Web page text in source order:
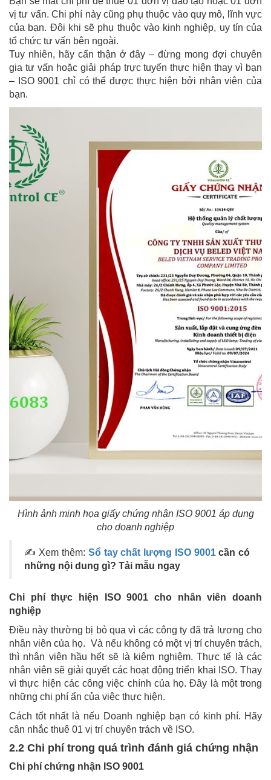
vị tư vấn. Chi phí này cũng phụ thuộc vào quy mô, lĩnh vực
của bạn. Đôi khi sẽ phụ thuộc vào kinh nghiệp, uy tín của
tổ chức tư vấn bên ngoài.
Tuy nhiên, hãy cẩn thận ở đây – đừng mong đợi chuyên
gia tư vấn hoặc giải pháp trực tuyến thực hiện thay vì bạn
– ISO 9001 chỉ có thể được thực hiện bởi nhân viên của
bạn.
Hình ảnh minh họa giấy chứng nhận ISO 9001 áp dụng
cho doanh nghiệp
✍ Xem thêm: Sổ tay chất lượng ISO 9001cần có
những nội dung gì? Tải mẫu ngay
Chi phí thực hiện ISO 9001 cho nhân viên doanh
nghiệp
Điều này thường bị bỏ qua vì các công ty đã trả lương cho
nhân viên của họ. Và nếu không có một vị trí chuyên trách,
thì nhân viên hầu hết sẽ là kiêm nghiệm. Thực tế là các
nhân viên sẽ giải quyết các hoạt động triển khai ISO. Thay
vì thực hiện các công việc chính của họ. Đây là một trong
những chi phí ẩn của việc thực hiện.
Cách tốt nhất là nếu Doanh nghiệp bạn có kinh phí. Hãy
cân nhắc thuê 01 vị trí chuyên trách về ISO.
2.2 Chi phí trong quá trình đánh giá chứng nhận
Chi phí chứng nhận ISO 9001